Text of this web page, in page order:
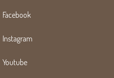
Facebook
Instagram
Youtube